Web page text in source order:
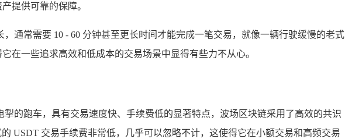
提供可靠的保障。
通常需要 10 - 60 分钟甚至更长时间才能完成一笔交易，就像一辆行驶缓慢的老式
在一些追求高效和低成本的交易场景中显得有些力不从心。
的跑车，具有交易速度快、手续费低的显著特点，波场区块链采用了高效的共识
USDT 交易手续费非常低，几乎可以忽略不计，这使得它在小额交易和高频交易